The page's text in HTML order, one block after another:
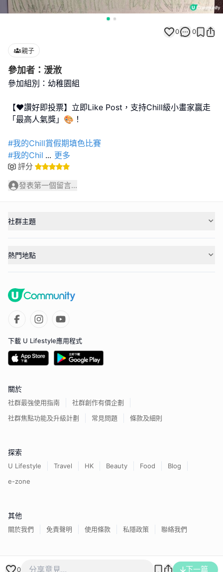
0 0
親子
參加者：湲浟
參加組別：幼稚園組
【❤️讚好即投票】立即Like Post，支持Chill級小畫家贏走
「最高人氣獎」🎨！
#我的Chill賞假期填色比賽
#我的Chil ... 更多
評分
發表第一個留言...
0 下一篇
社群主題
熱門地點
下載 U Lifestyle應用程式
關於
社群最強使用指南
社群創作有價企劃
社群焦點功能及升級計劃
常見問題 條款及細則
探索
U Lifestyle Travel HK Beauty Food
Blog
e-zone
其他
關於我們 免責聲明 使用條款 私隱政策 聯絡我們
香港經濟日報版權所有©